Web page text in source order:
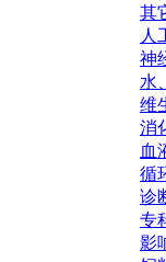
其
人
神
水
维
消
血
循
诊
专
影